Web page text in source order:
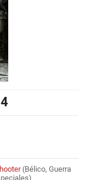
(Bélico, Guerra
)